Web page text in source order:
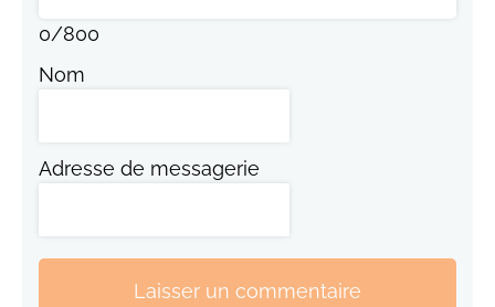
0/800
Nom
Adresse de messagerie
Laisser un commentaire